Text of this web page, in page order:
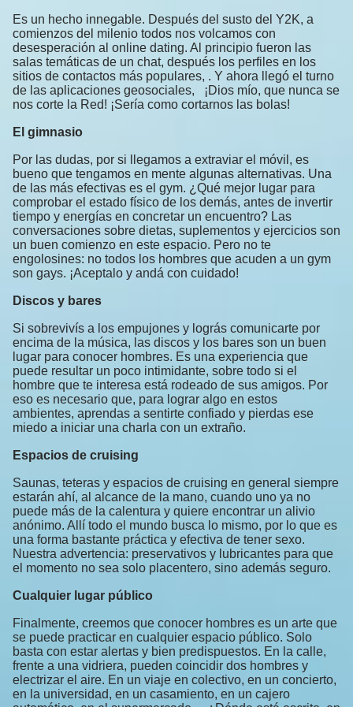
Es un hecho innegable. Después del susto del Y2K, a
comienzos del milenio todos nos volcamos con
desesperación al online dating. Al principio fueron las
salas temáticas de un chat, después los perfiles en los
sitios de contactos más populares, . Y ahora llegó el turno
de las aplicaciones geosociales, ¡Dios mío, que nunca se
nos corte la Red! ¡Sería como cortarnos las bolas!
El gimnasio
Por las dudas, por si llegamos a extraviar el móvil, es
bueno que tengamos en mente algunas alternativas. Una
de las más efectivas es el gym. ¿Qué mejor lugar para
comprobar el estado físico de los demás, antes de invertir
tiempo y energías en concretar un encuentro? Las
conversaciones sobre dietas, suplementos y ejercicios son
un buen comienzo en este espacio. Pero no te
engolosines: no todos los hombres que acuden a un gym
son gays. ¡Aceptalo y andá con cuidado!
Discos y bares
Si sobrevivís a los empujones y lográs comunicarte por
encima de la música, las discos y los bares son un buen
lugar para conocer hombres. Es una experiencia que
puede resultar un poco intimidante, sobre todo si el
hombre que te interesa está rodeado de sus amigos. Por
eso es necesario que, para lograr algo en estos
ambientes, aprendas a sentirte confiado y pierdas ese
miedo a iniciar una charla con un extraño.
Espacios de cruising
Saunas, teteras y espacios de cruising en general siempre
estarán ahí, al alcance de la mano, cuando uno ya no
puede más de la calentura y quiere encontrar un alivio
anónimo. Allí todo el mundo busca lo mismo, por lo que es
una forma bastante práctica y efectiva de tener sexo.
Nuestra advertencia: preservativos y lubricantes para que
el momento no sea solo placentero, sino además seguro.
Cualquier lugar público
Finalmente, creemos que conocer hombres es un arte que
se puede practicar en cualquier espacio público. Solo
basta con estar alertas y bien predispuestos. En la calle,
frente a una vidriera, pueden coincidir dos hombres y
electrizar el aire. En un viaje en colectivo, en un concierto,
en la universidad, en un casamiento, en un cajero